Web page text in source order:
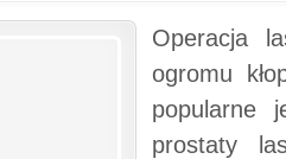
Operacja
ogromu
popularne
prostaty